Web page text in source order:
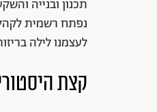
תכנון ובנייה
נפתח רשמית
לעצמנו לילה
קצת